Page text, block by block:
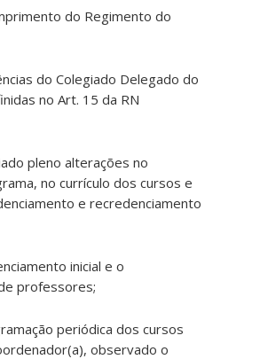
do Regimento do
do Colegiado Delegado do
no Art. 15 da RN
pleno alterações no
no currículo dos cursos e
e recredenciamento
inicial e o
professores;
periódica dos cursos
observado o